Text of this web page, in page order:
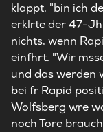
klappt, "bin ich
erklrte der 47-
nichts, wenn
einfhrt. "Wir
und das werden
bei fr Rapid
Wolfsberg wre
noch Tore